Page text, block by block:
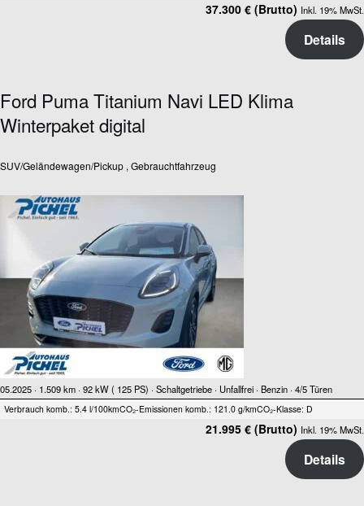
37.300 € (Brutto) Inkl. 19% MwSt.
Details
Ford Puma Titanium Navi LED Klima
Winterpaket digital
SUV/Geländewagen/Pickup , Gebrauchtfahrzeug
05.2025 · 1.509 km · 92 kW ( 125 PS) · Schaltgetriebe · Unfallfrei · Benzin · 4/5 Türen
Verbrauch komb.: 5.4 l/100kmCO₂-Emissionen komb.: 121.0 g/kmCO₂-Klasse: D
21.995 € (Brutto) Inkl. 19% MwSt.
Details